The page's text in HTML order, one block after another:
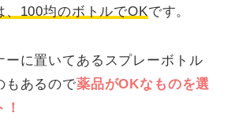
、100均のボトルでOKです。
ーに置いてあるスプレーボトル
もあるので薬品がOKなものを選